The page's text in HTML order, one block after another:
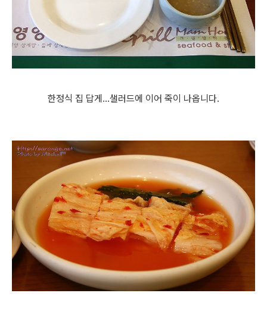
한정식 집 답게...샐러드에 이어 죽이 나옵니다.